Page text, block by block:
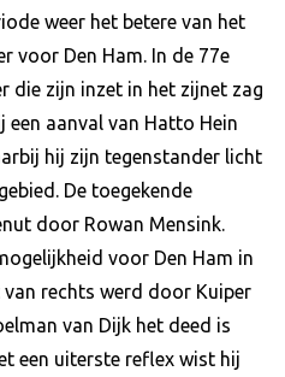
weer het betere van het
voor Den Ham. In de 77e
die zijn inzet in het zijnet zag
een aanval van Hatto Hein
hij zijn tegenstander licht
De toegekende
door Rowan Mensink.
voor Den Ham in
rechts werd door Kuiper
van Dijk het deed is
een uiterste reflex wist hij